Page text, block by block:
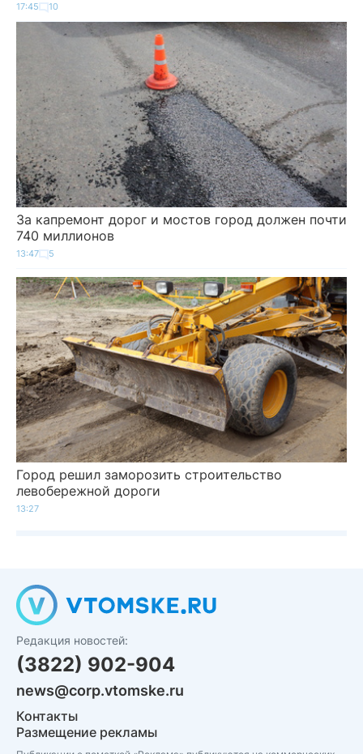
17:45 10
За капремонт дорог и мостов город должен почти
740 миллионов
13:47 5
Город решил заморозить строительство
левобережной дороги
13:27
Редакция новостей:
(3822) 902-904
news@corp.vtomske.ru
Контакты
Размещение рекламы